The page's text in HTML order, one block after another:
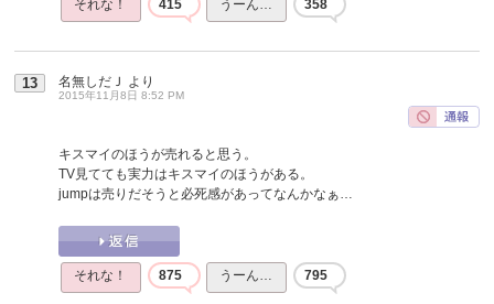
それな！ 415 うーん… 358
13 名無しだＪ より
2015年11月8日 8:52 PM
キスマイのほうが売れると思う。
TV見てても実力はキスマイのほうがある。
jumpは売りだそうと必死感があってなんかなぁ…
それな！ 875 うーん… 795